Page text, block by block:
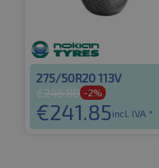
275/50R20 113V
€246.80 -2%
€241.85 incl. IVA *